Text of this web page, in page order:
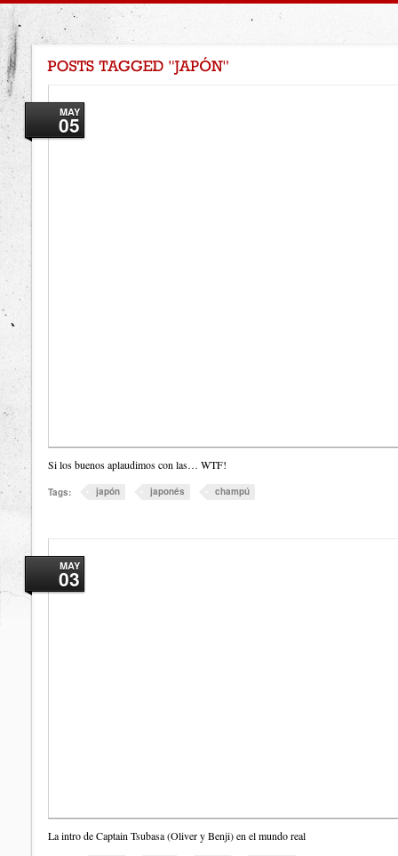
MAY
05
Si los buenos aplaudimos con las… WTF!
Tags: japón japonés champú
MAY
03
La intro de Captain Tsubasa (Oliver y Benji) en el mundo real